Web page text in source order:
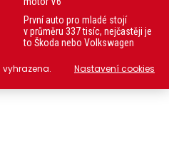
První auto pro mladé stojí
v průměru 337 tisíc, nejčastěji je
to Škoda nebo Volkswagen
Nastavení cookies